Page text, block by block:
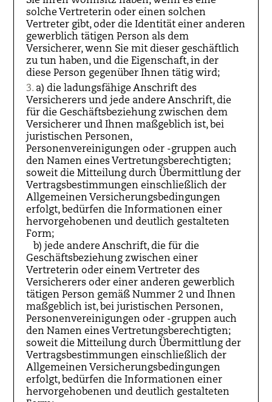
solche Vertreterin oder einen solchen
Vertreter gibt, oder die Identität einer anderen
gewerblich tätigen Person als dem
Versicherer, wenn Sie mit dieser geschäftlich
zu tun haben, und die Eigenschaft, in der
diese Person gegenüber Ihnen tätig wird;
a) die ladungsfähige Anschrift des
Versicherers und jede andere Anschrift, die
für die Geschäftsbeziehung zwischen dem
Versicherer und Ihnen maßgeblich ist, bei
juristischen Personen,
Personenvereinigungen oder -gruppen auch
den Namen eines Vertretungsberechtigten;
soweit die Mitteilung durch Übermittlung der
Vertragsbestimmungen einschließlich der
Allgemeinen Versicherungsbedingungen
erfolgt, bedürfen die Informationen einer
hervorgehobenen und deutlich gestalteten
Form;
b) jede andere Anschrift, die für die
Geschäftsbeziehung zwischen einer
Vertreterin oder einem Vertreter des
Versicherers oder einer anderen gewerblich
tätigen Person gemäß Nummer 2 und Ihnen
maßgeblich ist, bei juristischen Personen,
Personenvereinigungen oder -gruppen auch
den Namen eines Vertretungsberechtigten;
soweit die Mitteilung durch Übermittlung der
Vertragsbestimmungen einschließlich der
Allgemeinen Versicherungsbedingungen
erfolgt, bedürfen die Informationen einer
hervorgehobenen und deutlich gestalteten